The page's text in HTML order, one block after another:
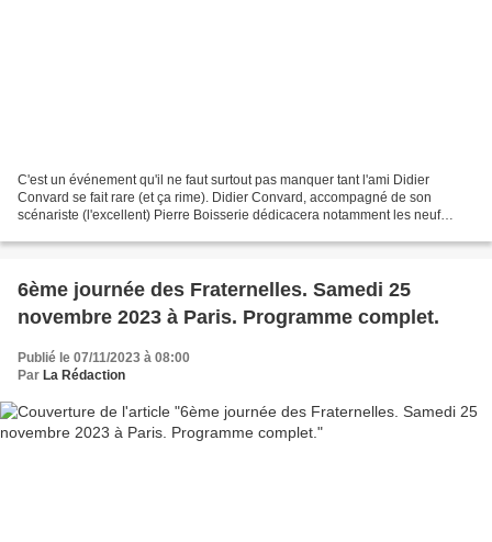
C'est un événement qu'il ne faut surtout pas manquer tant l'ami Didier
Convard se fait rare (et ça rime). Didier Convard, accompagné de son
scénariste (l'excellent) Pierre Boisserie dédicacera notamment les neuf
6ème journée des Fraternelles. Samedi 25
novembre 2023 à Paris. Programme complet.
Publié le 07/11/2023 à 08:00
Par La Rédaction